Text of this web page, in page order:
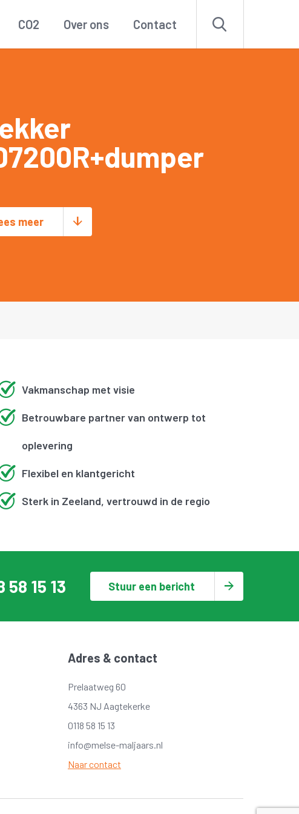
CO2 Over ons Contact
meer
Vakmanschap met visie
Betrouwbare partner van ontwerp tot
oplevering
Flexibel en klantgericht
Sterk in Zeeland, vertrouwd in de regio
58 15 13 Stuur een bericht
Adres & contact
Prelaatweg 60
4363 NJ Aagtekerke
0118 58 15 13
info@melse-maljaars.nl
Naar contact